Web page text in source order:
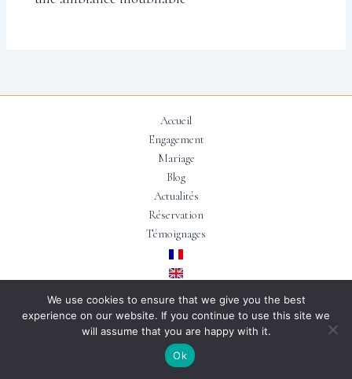
Accueil
Engagement
Mariage
Blog
Actualités
Réservation
Témoignages
Copyright © 2026 | Conçu par Floteuil EI
We use cookies to ensure that we give you the best
experience on our website. If you continue to use this site we
will assume that you are happy with it.
Ok